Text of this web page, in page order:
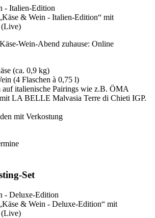
& Wein - Italien-Edition“ mit
(Live)
Wein-Abend zuhause: Online
(ca. 0,9 kg)
(4 Flaschen à 0,75 l)
auf italienische Pairings wie z.B. ÖMA
LA BELLE Malvasia Terre di Chieti IGP.
mit Verkostung
Set
& Wein - Deluxe-Edition“ mit
(Live)